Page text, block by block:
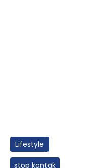
Lifestyle
stop kontak